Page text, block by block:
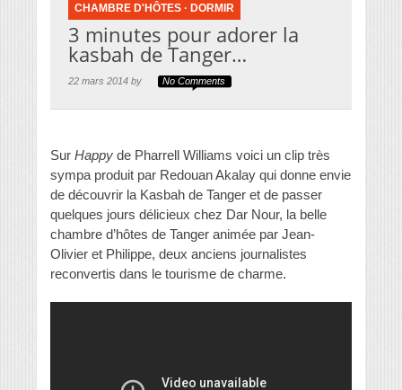
CHAMBRE D'HÔTES · DORMIR
3 minutes pour adorer la
kasbah de Tanger…
22 mars 2014 by No Comments
Sur Happy de Pharrell Williams voici un clip très
sympa produit par Redouan Akalay qui donne envie
de découvrir la Kasbah de Tanger et de passer
quelques jours délicieux chez Dar Nour, la belle
chambre d’hôtes de Tanger animée par Jean-
Olivier et Philippe, deux anciens journalistes
reconvertis dans le tourisme de charme.